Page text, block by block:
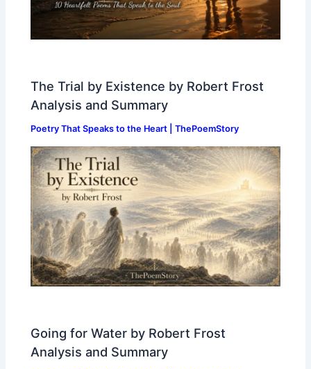
The Trial by Existence by Robert Frost
Analysis and Summary
Poetry That Speaks to the Heart | ThePoemStory
Going for Water by Robert Frost
Analysis and Summary